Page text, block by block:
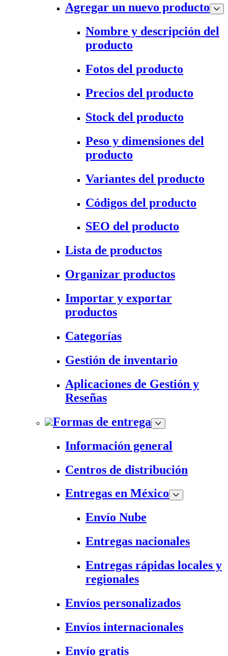
Agregar un nuevo producto
Nombre y descripción del
producto
Fotos del producto
Precios del producto
Stock del producto
Peso y dimensiones del
producto
Variantes del producto
Códigos del producto
SEO del producto
Lista de productos
Organizar productos
Importar y exportar
productos
Categorías
Gestión de inventario
Aplicaciones de Gestión y
Reseñas
Formas de entrega
Información general
Centros de distribución
Entregas en México
Envío Nube
Entregas nacionales
Entregas rápidas locales y
regionales
Envíos personalizados
Envíos internacionales
Envío gratis